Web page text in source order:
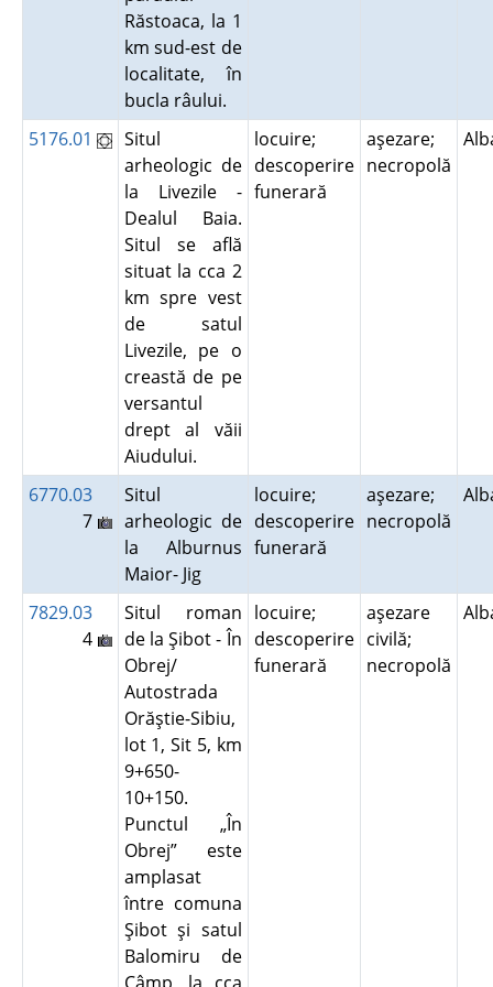
Răstoaca, la 1
km sud-est de
localitate, în
bucla râului.
5176.01
Situl
arheologic de
la Livezile -
Dealul Baia.
Situl se află
situat la cca 2
km spre vest
de satul
Livezile, pe o
creastă de pe
versantul
drept al văii
Aiudului.
locuire;
descoperire
funerară
aşezare;
necropolă
6770.03
7
Situl
arheologic de
la Alburnus
Maior- Jig
locuire;
descoperire
funerară
aşezare;
necropolă
7829.03
4
Situl roman
de la Şibot - În
Obrej/
Autostrada
Orăştie-Sibiu,
lot 1, Sit 5, km
9+650-
10+150.
Punctul „În
Obrej” este
amplasat
între comuna
Şibot şi satul
Balomiru de
locuire;
descoperire
funerară
aşezare
civilă;
necropolă